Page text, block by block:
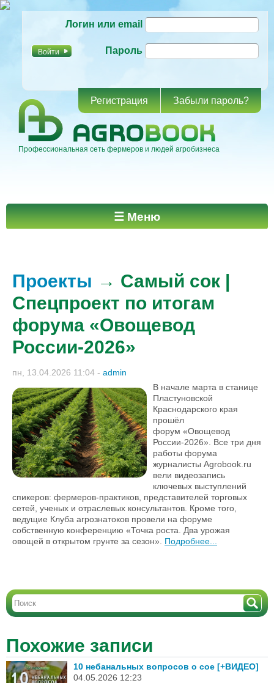
основному
Логин или email
Пароль
Регистрация Забыли пароль?
Профессиональная сеть фермеров и людей агробизнеса
Главное меню ☰ Меню
Проекты → Самый сок |
Спецпроект по итогам
форума «Овощевод
России-2026»
пн, 13.04.2026 11:04 - admin
В начале марта в станице
Пластуновской
Краснодарского края
прошёл
форум «Овощевод
России-2026». Все три дня
работы форума
журналисты Agrobook.ru
вели видеозапись
ключевых выступлений
спикеров: фермеров-практиков, представителей торговых
сетей, ученых и отраслевых консультантов. Кроме того,
ведущие Клуба агрознатоков провели на форуме
собственную конференцию «Точка роста. Два урожая
овощей в открытом грунте за сезон». Подробнее...
Похожие записи
10 небанальных вопросов о сое [+ВИДЕО]
04.05.2026 12:23